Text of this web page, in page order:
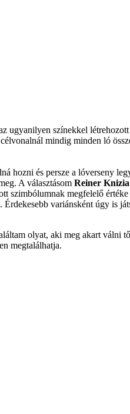
ugyanilyen színekkel
mindig minden ló
hozni és persze a lóverseny
A választásom Reiner
szimbólumnak megfelelő
variánsként úgy is
olyat, aki meg akart válni
megtalálhatja.